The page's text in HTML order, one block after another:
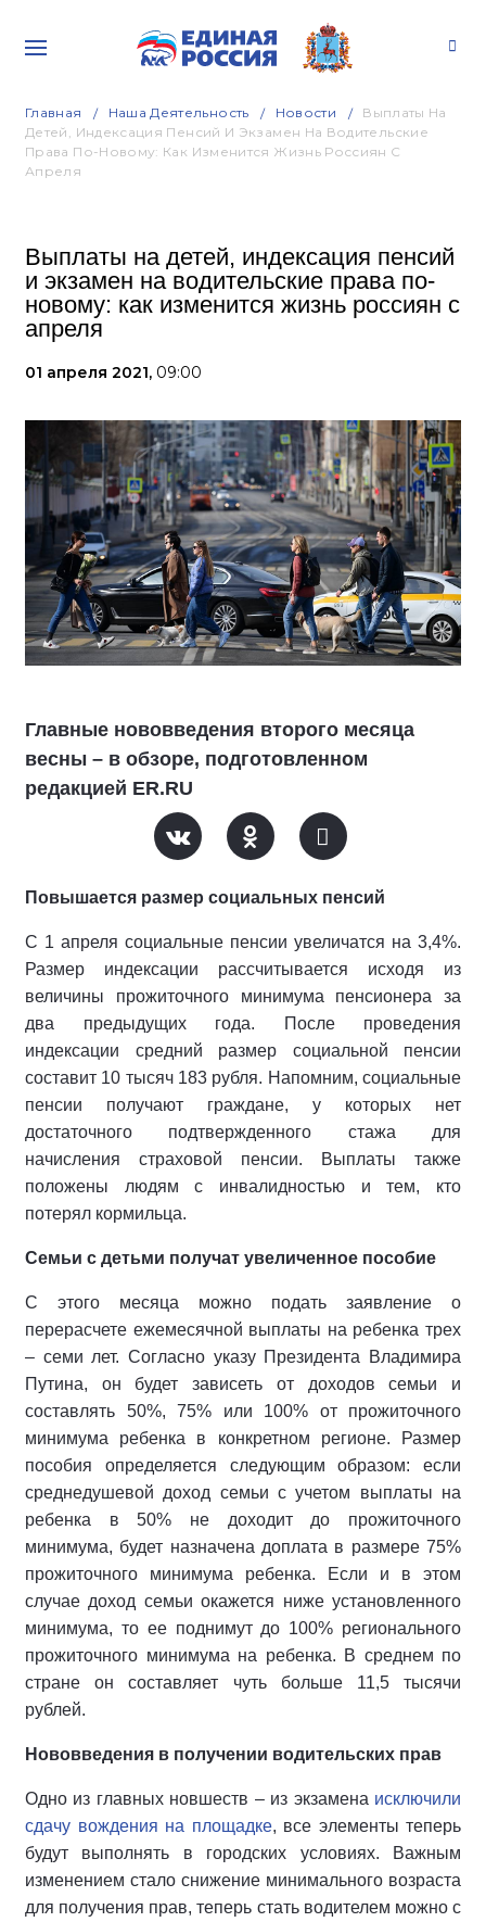
Главная Наша Деятельность Новости
Выплаты На
Детей, Индексация Пенсий И Экзамен На Водительские
Права По-Новому: Как Изменится Жизнь Россиян С
Апреля
Выплаты на детей, индексация пенсий
и экзамен на водительские права по-
новому: как изменится жизнь россиян с
апреля
01 апреля 2021, 09:00
Главные нововведения второго месяца
весны – в обзоре, подготовленном
редакцией ER.RU
Повышается размер социальных пенсий
С 1 апреля социальные пенсии увеличатся на 3,4%.
Размер индексации рассчитывается исходя из
величины прожиточного минимума пенсионера за
два предыдущих года. После проведения
индексации средний размер социальной пенсии
составит 10 тысяч 183 рубля. Напомним, социальные
пенсии получают граждане, у которых нет
достаточного подтвержденного стажа для
начисления страховой пенсии. Выплаты также
положены людям с инвалидностью и тем, кто
потерял кормильца.
Семьи с детьми получат увеличенное пособие
С этого месяца можно подать заявление о
перерасчете ежемесячной выплаты на ребенка трех
– семи лет. Согласно указу Президента Владимира
Путина, он будет зависеть от доходов семьи и
составлять 50%, 75% или 100% от прожиточного
минимума ребенка в конкретном регионе. Размер
пособия определяется следующим образом: если
среднедушевой доход семьи с учетом выплаты на
ребенка в 50% не доходит до прожиточного
минимума, будет назначена доплата в размере 75%
прожиточного минимума ребенка. Если и в этом
случае доход семьи окажется ниже установленного
минимума, то ее поднимут до 100% регионального
прожиточного минимума на ребенка. В среднем по
стране он составляет чуть больше 11,5 тысячи
рублей.
Нововведения в получении водительских прав
Одно из главных новшеств – из экзамена исключили
сдачу вождения на площадке, все элементы теперь
будут выполнять в городских условиях. Важным
изменением стало снижение минимального возраста
для получения прав, теперь стать водителем можно с